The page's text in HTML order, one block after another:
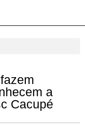
a
Cacupé